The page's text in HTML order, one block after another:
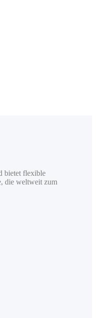
bietet flexible
die weltweit zum